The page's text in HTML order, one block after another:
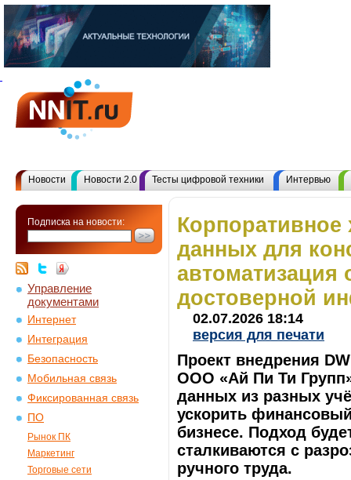
Новости Новости 2.0 Тесты цифровой техники Интервью
Подписка на новости:
Управление
документами
Интернет
Интеграция
Безопасность
Мобильная связь
Фиксированная связь
ПО
Рынок ПК
Маркетинг
Торговые сети
данных для
автоматизация
достоверной
02.07.2026 18:14
версия для печати
Проект внедрения
ООО «Ай Пи Ти
данных из разных
ускорить
бизнесе. Подход
сталкиваются с
ручного труда.